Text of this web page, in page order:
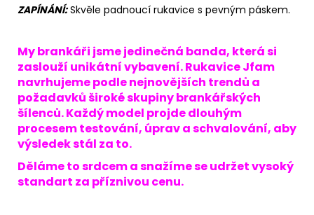
ZAPÍNÁNÍ:Skvěle padnoucí rukavice s pevným páskem.
My brankáři jsme jedinečná banda, která si
zaslouží unikátní vybavení. Rukavice Jfam
navrhujeme podle nejnovějších trendů a
požadavků široké skupiny brankářských
šílenců. Každý model projde dlouhým
procesem testování, úprav a schvalování, aby
výsledek stál za to.
Děláme to srdcem a snažíme se udržet vysoký
standart za příznivou cenu.